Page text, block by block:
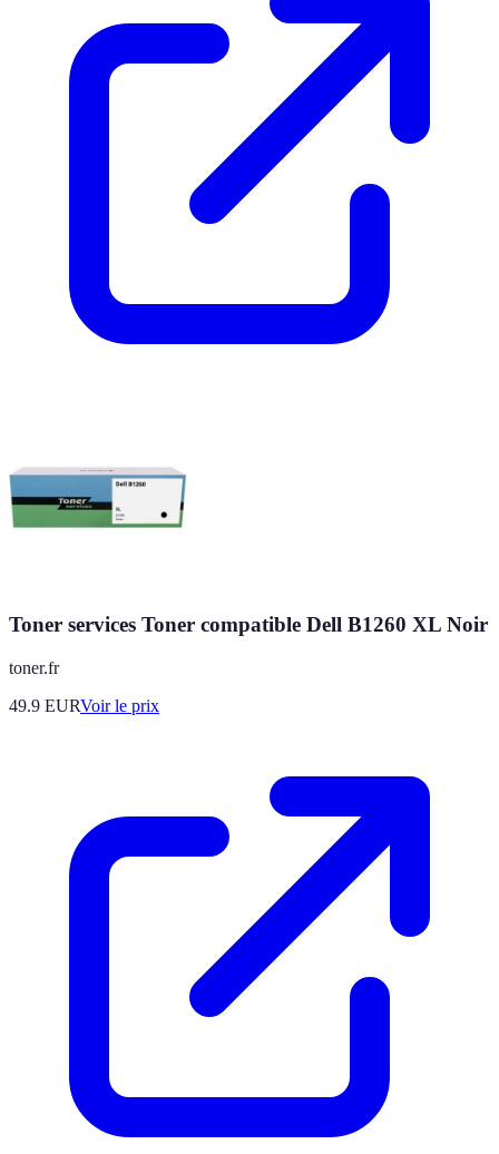
Toner services Toner compatible Dell B1260 XL Noir
toner.fr
49.9 EURVoir le prix